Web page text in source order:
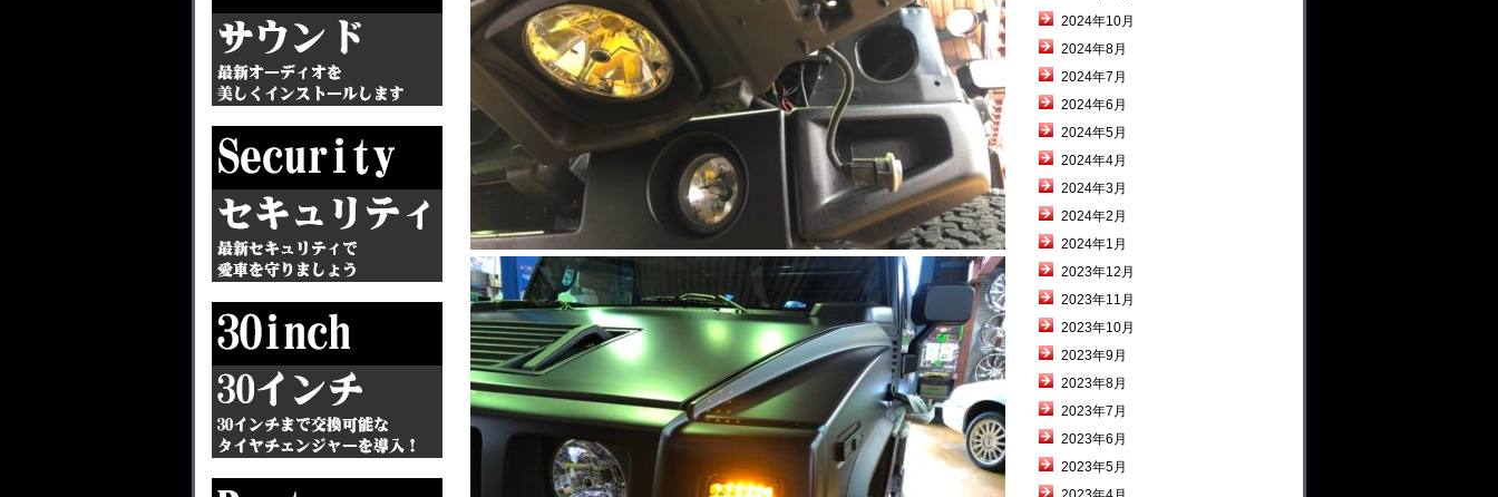
2024年10月
2024年8月
2024年7月
2024年6月
2024年5月
2024年4月
2024年3月
2024年2月
2024年1月
2023年12月
2023年11月
2023年10月
2023年9月
2023年8月
2023年7月
2023年6月
2023年5月